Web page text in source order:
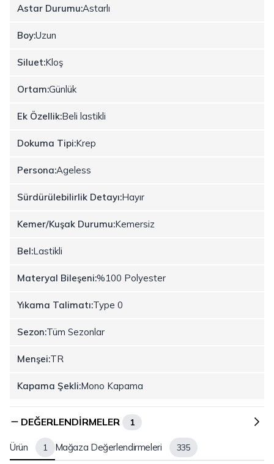
Astar Durumu:Astarlı
Boy:Uzun
Siluet:Kloş
Ortam:Günlük
Ek Özellik:Beli lastikli
Dokuma Tipi:Krep
Persona:Ageless
Sürdürülebilirlik Detayı:Hayır
Kemer/Kuşak Durumu:Kemersiz
Bel:Lastikli
Materyal Bileşeni:%100 Polyester
Yıkama Talimatı:Type 0
Sezon:Tüm Sezonlar
Menşei:TR
Kapama Şekli:Mono Kapama
DEĞERLENDIRMELER 1
Ürün 1 Mağaza Değerlendirmeleri 335